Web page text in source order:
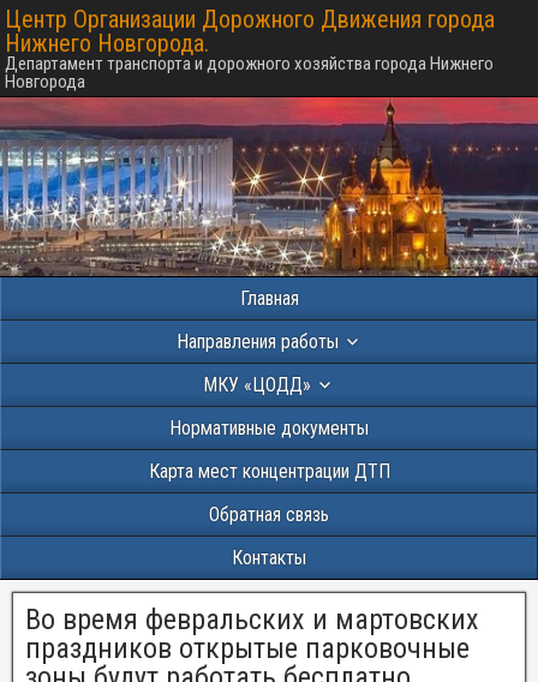
Центр Организации Дорожного Движения города
Нижнего Новгорода.
Департамент транспорта и дорожного хозяйства города Нижнего
Новгорода
Главная
Направления работы
МКУ «ЦОДД»
Нормативные документы
Карта мест концентрации ДТП
Обратная связь
Контакты
Во время февральских и мартовских
праздников открытые парковочные